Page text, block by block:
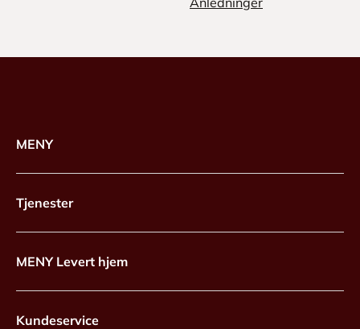
MENY
Tjenester
MENY Levert hjem
Kundeservice